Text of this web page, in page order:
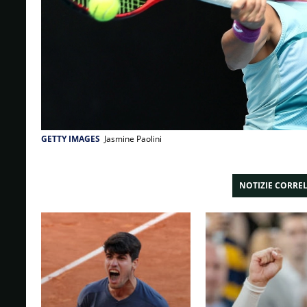
GETTY IMAGES Jasmine Paolini
NOTIZIE